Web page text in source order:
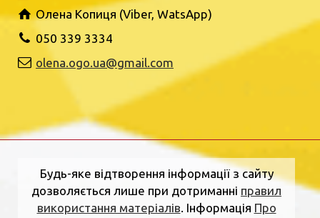
Олена Копиця (Viber, WatsApp)
050 339 3334
olena.ogo.ua@gmail.com
Будь-яке відтворення інформації з сайту
дозволяється лише при дотриманні правил
використання матеріалів. Інформація Про